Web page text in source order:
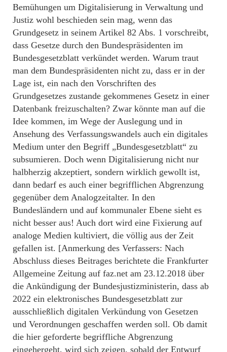
Bemühungen um Digitalisierung in Verwaltung und
Justiz wohl beschieden sein mag, wenn das
Grundgesetz in seinem Artikel 82 Abs. 1 vorschreibt,
dass Gesetze durch den Bundespräsidenten im
Bundesgesetzblatt verkündet werden. Warum traut
man dem Bundespräsidenten nicht zu, dass er in der
Lage ist, ein nach den Vorschriften des
Grundgesetzes zustande gekommenes Gesetz in einer
Datenbank freizuschalten? Zwar könnte man auf die
Idee kommen, im Wege der Auslegung und in
Ansehung des Verfassungswandels auch ein digitales
Medium unter den Begriff „Bundesgesetzblatt“ zu
subsumieren. Doch wenn Digitalisierung nicht nur
halbherzig akzeptiert, sondern wirklich gewollt ist,
dann bedarf es auch einer begrifflichen Abgrenzung
gegenüber dem Analogzeitalter. In den
Bundesländern und auf kommunaler Ebene sieht es
nicht besser aus! Auch dort wird eine Fixierung auf
analoge Medien kultiviert, die völlig aus der Zeit
gefallen ist. [Anmerkung des Verfassers: Nach
Abschluss dieses Beitrages berichtete die Frankfurter
Allgemeine Zeitung auf faz.net am 23.12.2018 über
die Ankündigung der Bundesjustizministerin, dass ab
2022 ein elektronisches Bundesgesetzblatt zur
ausschließlich digitalen Verkündung von Gesetzen
und Verordnungen geschaffen werden soll. Ob damit
die hier geforderte begriffliche Abgrenzung
eingehergeht, wird sich zeigen, sobald der Entwurf